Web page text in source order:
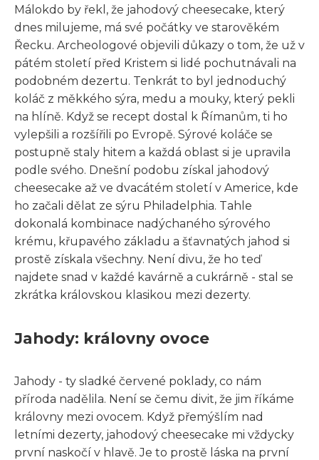
Málokdo by řekl, že jahodový cheesecake, který
dnes milujeme, má své počátky ve starověkém
Řecku. Archeologové objevili důkazy o tom, že už v
pátém století před Kristem si lidé pochutnávali na
podobném dezertu. Tenkrát to byl jednoduchý
koláč z měkkého sýra, medu a mouky, který pekli
na hlíně. Když se recept dostal k Římanům, ti ho
vylepšili a rozšířili po Evropě. Sýrové koláče se
postupně staly hitem a každá oblast si je upravila
podle svého. Dnešní podobu získal jahodový
cheesecake až ve dvacátém století v Americe, kde
ho začali dělat ze sýru Philadelphia. Tahle
dokonalá kombinace nadýchaného sýrového
krému, křupavého základu a šťavnatých jahod si
prostě získala všechny. Není divu, že ho teď
najdete snad v každé kavárně a cukrárně - stal se
zkrátka královskou klasikou mezi dezerty.
Jahody: královny ovoce
Jahody - ty sladké červené poklady, co nám
příroda nadělila. Není se čemu divit, že jim říkáme
královny mezi ovocem. Když přemýšlím nad
letními dezerty, jahodový cheesecake mi vždycky
první naskočí v hlavě. Je to prostě láska na první